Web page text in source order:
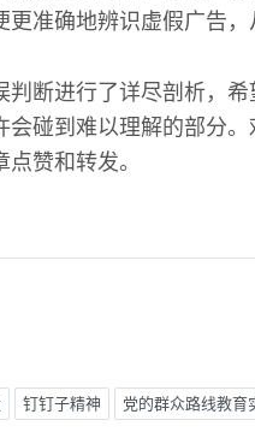
准确地辨识虚假广告，
断进行了详尽剖析，
碰到难以理解的部分
赞和转发。
钉钉子精神 党的群众路线教育